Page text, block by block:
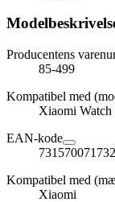
Producentens
85-499
Kompatibel med
Xiaomi Watch
EAN-kode
Kompatibel med
Xiaomi